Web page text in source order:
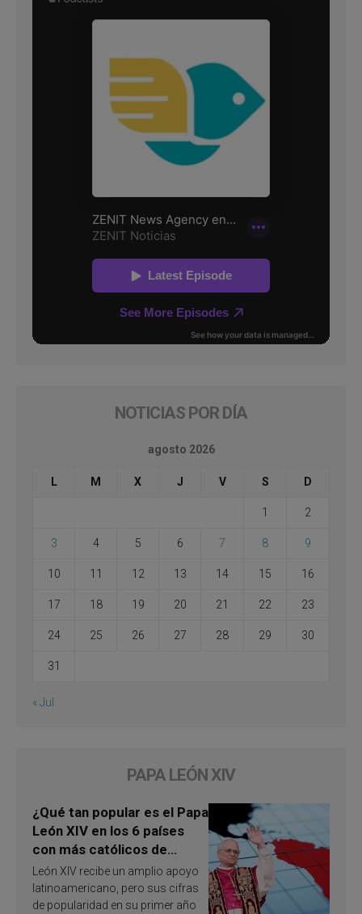
NOTICIAS POR DÍA
agosto 2026
L M X J V S D
1 2
3 4 5 6 7 8 9
10 11 12 13 14 15 16
17 18 19 20 21 22 23
24 25 26 27 28 29 30
31
« Jul
PAPA LEÓN XIV
¿Qué tan popular es el Papa
León XIV en los 6 países
con más católicos de
América Latina en 2026?
Publican resultados de
investigación
León XIV recibe un amplio apoyo
latinoamericano, pero sus cifras
de popularidad en su primer año